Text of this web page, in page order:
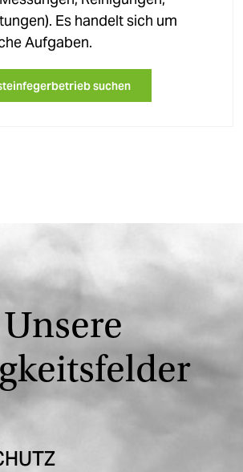
Es handelt sich um
Aufgaben.
suchen
Unsere